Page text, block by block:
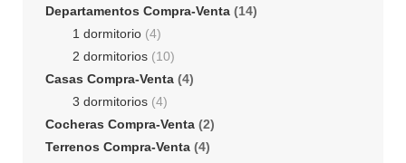
Departamentos Compra-Venta (14)
1 dormitorio (4)
2 dormitorios (10)
Casas Compra-Venta (4)
3 dormitorios (4)
Cocheras Compra-Venta (2)
Terrenos Compra-Venta (4)